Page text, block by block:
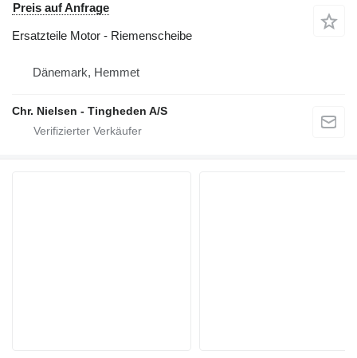
Preis auf Anfrage
Ersatzteile Motor - Riemenscheibe
Dänemark, Hemmet
Chr. Nielsen - Tingheden A/S